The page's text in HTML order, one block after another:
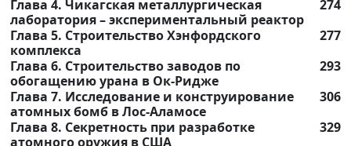
Глава 4. Чикагская металлургическая
лаборатория – экспериментальный реактор
274
Глава 5. Строительство Хэнфордского
комплекса
277
Глава 6. Строительство заводов по
обогащению урана в Ок-Ридже
293
Глава 7. Исследование и конструирование
атомных бомб в Лос-Аламосе
306
Глава 8. Секретность при разработке
атомного оружия в США
329